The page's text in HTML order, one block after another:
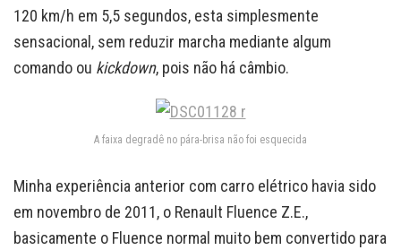
120 km/h em 5,5 segundos, esta simplesmente
sensacional, sem reduzir marcha mediante algum
comando ou kickdown, pois não há câmbio.
A faixa degradê no pára-brisa não foi esquecida
Minha experiência anterior com carro elétrico havia sido
em novembro de 2011, o Renault Fluence Z.E.,
basicamente o Fluence normal muito bem convertido para